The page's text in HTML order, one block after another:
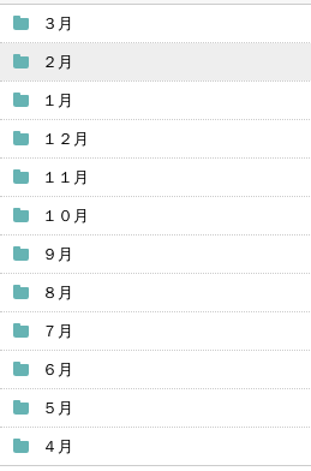
３月
２月
１月
１２月
１１月
１０月
９月
８月
７月
６月
５月
４月